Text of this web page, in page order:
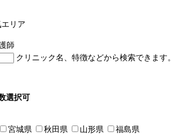
エリア
師
クリニック名、特徴などから検索できます。
選択可
宮城県 秋田県 山形県
福島県